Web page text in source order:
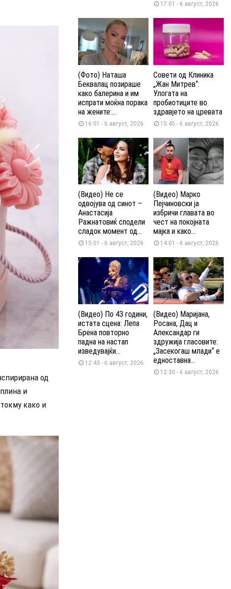
од
и
како и
17:01 - 6 август, 2026
(Фото) Наташа
Беквалац позираше
како балерина и им
испрати моќна порака
на жените:...
16:01 - 6 август, 2026
Совети од Клиника
„Жан Митрев“:
Улогата на
пробиотиците во
здравјето на цревата
15:45 - 6 август, 2026
(Видео) Не се
одвојува од синот –
Анастасија
Ражнатовиќ сподели
сладок момент од...
15:01 - 6 август, 2026
(Видео) Марко
Пејчиновски ја
избричи главата во
чест на покојната
мајка и како...
14:01 - 6 август, 2026
(Видео) По 43 години,
истата сцена: Лепа
Брена повторно
падна на настап
изведувајќи...
12:43 - 6 август, 2026
(Видео) Маријана,
Росана, Дац и
Александар ги
здружија гласовите:
„Засекогаш млади“ е
едноставна...
12:30 - 6 август, 2026